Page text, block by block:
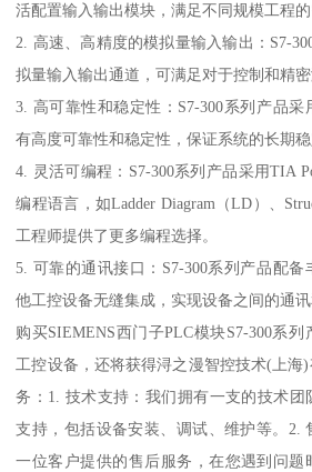
活配置输入输出模块，满足不同规模工程的
2. 高速、高精度的模拟量输入输出：S7-
拟量输入输出通道，可满足对于控制和精密
3. 高可靠性和稳定性：S7-300系列产品
有高度可靠性和稳定性，保证系统的长期稳
4. 灵活可编程：S7-300系列产品采用TIA
编程语言，如Ladder Diagram（LD）、
工程师提供了更多编程选择。
5. 可靠的通讯接口：S7-300系列产品配
他工控设备无缝集成，实现设备之间的通讯
购买SIEMENS西门子PLC模块S7-300系
工控设备，还将获得浔之漫智控技术(上海
务：1. 技术支持：我们拥有一支的技术
支持，包括设备安装、调试、维护等。2.
一位客户提供的售后服务，在您遇到问题